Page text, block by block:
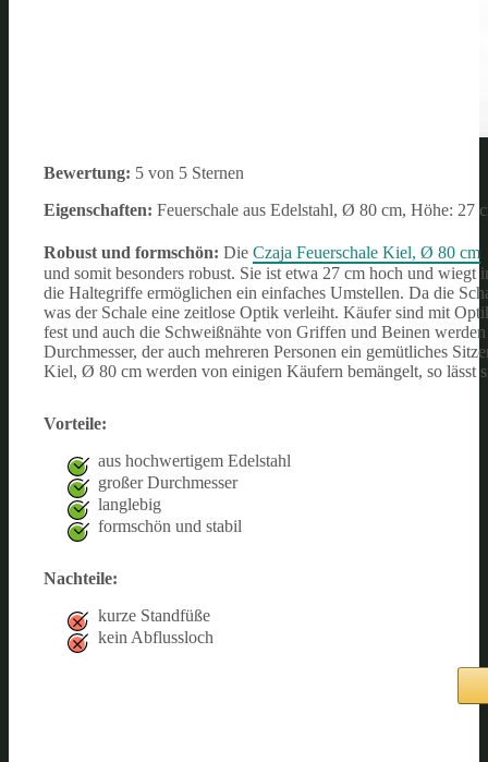
Bewertung: 5 von 5 Sternen
Eigenschaften: Feuerschale aus Edelstahl, Ø 80 cm, Höhe:
Robust und formschön: Die Czaja Feuerschale Kiel, Ø 80 cm
und somit besonders robust. Sie ist etwa 27 cm hoch und
die Haltegriffe ermöglichen ein einfaches Umstellen. Da die
was der Schale eine zeitlose Optik verleiht. Käufer sind mit
fest und auch die Schweißnähte von Griffen und Beinen
Durchmesser, der auch mehreren Personen ein gemütliches
Kiel, Ø 80 cm werden von einigen Käufern bemängelt, so lässt
Vorteile:
aus hochwertigem Edelstahl
großer Durchmesser
langlebig
formschön und stabil
Nachteile:
kurze Standfüße
kein Abflussloch